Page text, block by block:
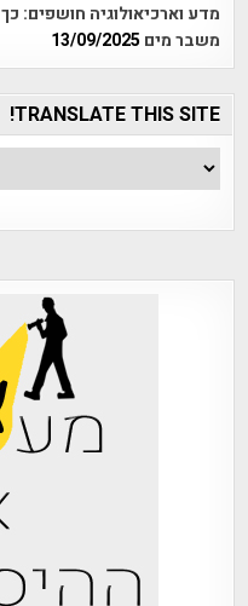
מדע וארכיאולוגיה חושפים:
משבר מים 13/09/2025
TRANSLATE THIS SITE!